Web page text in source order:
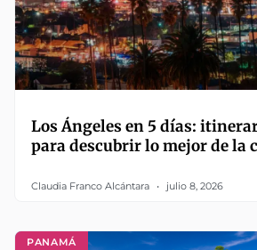
Los Ángeles en 5 días:
para descubrir lo mejor de la
Claudia Franco Alcántara julio 8, 2026
PANAMÁ